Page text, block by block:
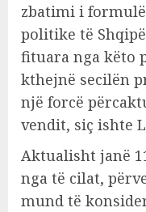
zbatimi i
politike të
fituara nga këto
kthejnë secilën
një forcë
vendit, siç ishte
Aktualisht janë
nga të cilat,
mund të